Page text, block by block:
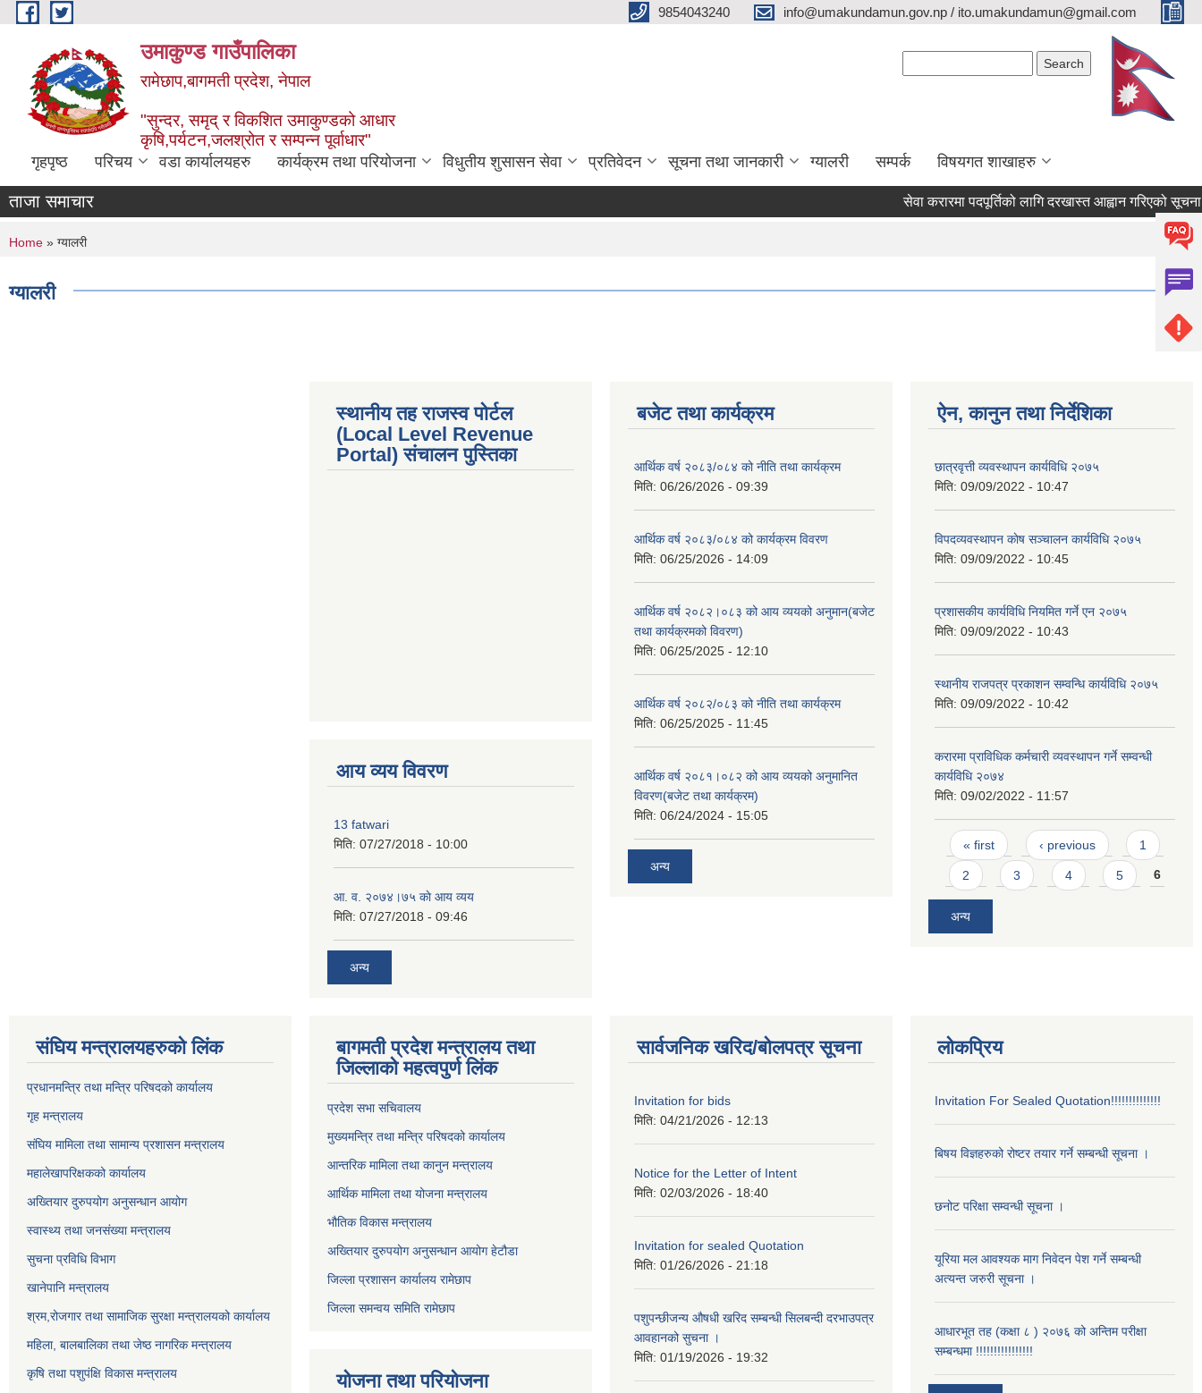
Skip to main content 9854043240 info@umakundamun.gov.np / ito.umakundamun@gmail.com
उमाकुण्ड गाउँपालिका
रामेछाप,बागमती प्रदेश, नेपाल
"सुन्दर, समृद् र विकशित उमाकुण्डको आधार
कृषि,पर्यटन,जलश्रोत र सम्पन्न पूर्वाधार"
गृहपृष्ठ परिचय वडा कार्यालयहरु कार्यक्रम तथा परियोजना विधुतीय शुसासन सेवा प्रतिवेदन सूचना तथा जानकारी ग्यालरी सम्पर्क विषयगत शाखाहरु
ताजा समाचार सेवा करारमा पदपूर्तिको लागि दरखास्त आह्वान गरिएको सूचना ।
You are here
Home » ग्यालरी
ग्यालरी
स्थानीय तह राजस्व पोर्टल
(Local Level Revenue
Portal) संचालन पुस्तिका
आय व्यय विवरण
13 fatwari
मिति: 07/27/2018 - 10:00
आ‍. व. २०७४।७५ काे आय व्यय
मिति: 07/27/2018 - 09:46
अन्य
बजेट तथा कार्यक्रम
आर्थिक वर्ष २०८३/०८४ को नीति तथा कार्यक्रम
मिति: 06/26/2026 - 09:39
आर्थिक वर्ष २०८३/०८४ को कार्यक्रम विवरण
मिति: 06/25/2026 - 14:09
आर्थिक वर्ष २०८२।०८३ को आय व्ययको अनुमान(बजेट
तथा कार्यक्रमको विवरण)
मिति: 06/25/2025 - 12:10
आर्थिक वर्ष २०८२/०८३ को नीति तथा कार्यक्रम
मिति: 06/25/2025 - 11:45
आर्थिक वर्ष २०८१।०८२ को आय व्ययको अनुमानित
विवरण(बजेट तथा कार्यक्रम)
मिति: 06/24/2024 - 15:05
अन्य
ऐन, कानुन तथा निर्देशिका
छात्रवृत्ती व्यवस्थापन कार्यविधि २०७५
मिति: 09/09/2022 - 10:47
विपदव्यवस्थापन काेष सञ्चालन कार्यविधि २०७५
मिति: 09/09/2022 - 10:45
प्रशासकीय कार्यविधि नियमित गर्ने एन २०७५
मिति: 09/09/2022 - 10:43
स्थानीय राजपत्र प्रकाशन सम्वन्धि कार्यविधि २०७५
मिति: 09/09/2022 - 10:42
करारमा प्राविधिक कर्मचारी व्यवस्थापन गर्ने सम्वन्धी
कार्यविधि २०७४
मिति: 09/02/2022 - 11:57
Pages
« first ‹ previous 1
2 3 4 5 6
अन्य
संघिय मन्त्र‍ालयहरुको लिंक
प्रधानमन्त्रि तथा मन्त्रि परिषदको कार्यालय
गृह मन्त्रालय
संघिय मामिला तथा सामान्य प्रशासन मन्त्रालय
महालेखापरिक्षकको कार्यालय
अख्तियार दुरुपयोग अनुसन्धान आयोग
स्वास्थ्य तथा जनसंख्या मन्त्रालय
सुचना प्रविधि विभाग
खानेपानि मन्त्रालय
श्रम,रोजगार तथा सामाजिक सुरक्षा मन्त्रालयको कार्यालय
महिला, बालबालिका तथा जेष्ठ नागरिक मन्त्रालय
कृषि तथा पशुपंक्षि विकास मन्त्रालय
बागमती प्रदेश मन्त्रालय तथा
जिल्लाको महत्वपुर्ण लिंक
प्रदेश सभा सचिवालय
मुख्यमन्त्रि तथा मन्त्रि परिषदको कार्यालय
आन्तरिक मामिला तथा कानुन मन्त्रालय
आर्थिक मामिला तथा योजना मन्त्रालय
भौतिक विकास मन्त्रालय
अख्तियार दुरुपयोग अनुसन्धान आयोग हेटौडा
जिल्ला प्रशासन कार्यालय रामेछाप
जिल्ला समन्वय समिति रामेछाप
योजना तथा परियोजना
सार्वजनिक खरिद/बोलपत्र सूचना
Invitation for bids
मिति: 04/21/2026 - 12:13
Notice for the Letter of Intent
मिति: 02/03/2026 - 18:40
Invitation for sealed Quotation
मिति: 01/26/2026 - 21:18
पशुपन्छीजन्य औषधी खरिद सम्बन्धी सिलबन्दी दरभाउपत्र
आवहानको सुचना ।
मिति: 01/19/2026 - 19:32
लोकप्रिय
Invitation For Sealed Quotation!!!!!!!!!!!!!!
बिषय विज्ञहरुको रोष्टर तयार गर्ने सम्बन्धी सूचना ।
छनोट परिक्षा सम्वन्धी सूचना ।
यूरिया मल आवश्यक माग निवेदन पेश गर्ने सम्बन्धी
अत्यन्त जरुरी सूचना ।
आधारभूत तह (कक्षा ८ ) २०७६ को अन्तिम परीक्षा
सम्बन्धमा !!!!!!!!!!!!!!!!